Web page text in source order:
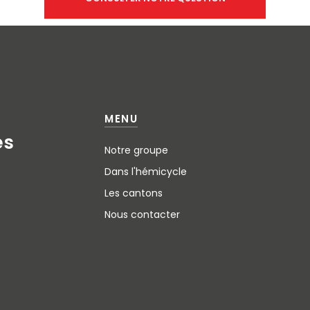
s
MENU
Notre groupe
Dans l'hémicycle
Les cantons
Nous contacter